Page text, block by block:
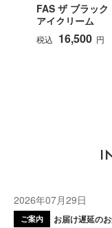
FAS ザ ブラック
アイクリーム
税込 16,500 円
2026年07月29日
ご案内 お届け遅延の